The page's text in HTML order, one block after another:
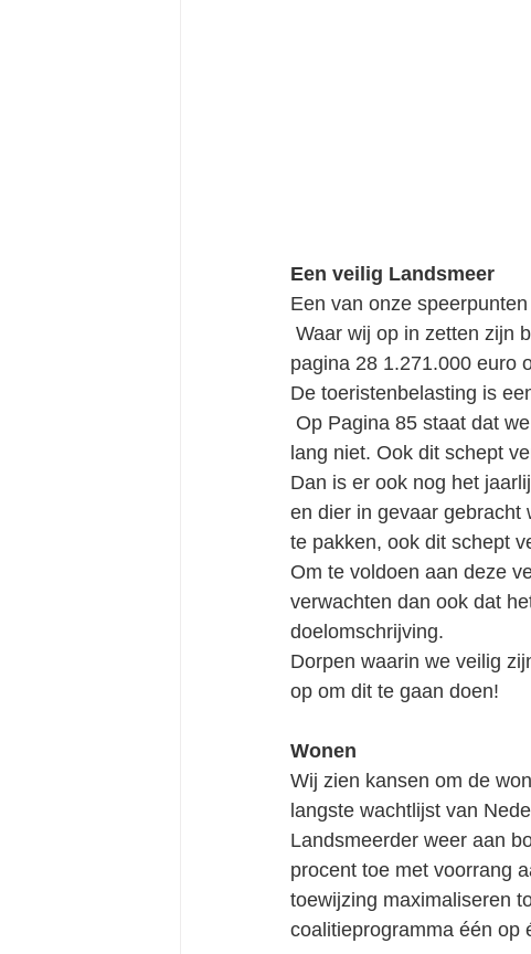
Een veilig Landsmeer
Een van onze
pagina 28 1.271.000 euro
De toeristenbelasting is
lang niet. Ook dit schept
Dan is er ook nog het
en dier in gevaar gebracht
te pakken, ook dit schept
Om te voldoen aan deze
verwachten dan ook dat
doelomschrijving.
Dorpen waarin we veilig
op om dit te gaan doen!
Wonen
Wij zien kansen om de
langste wachtlijst van
Landsmeerder weer aan
procent toe met voorrang
toewijzing maximaliseren
coalitieprogramma één op